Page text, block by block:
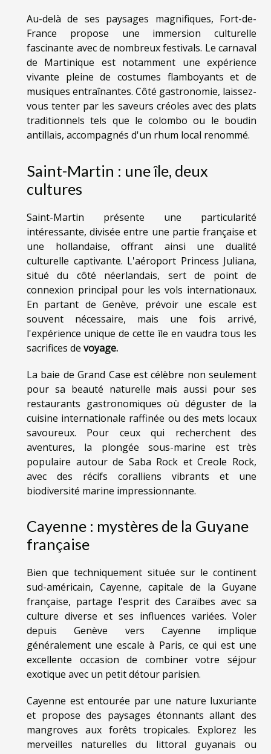
Au-delà de ses paysages magnifiques, Fort-de-
France propose une immersion culturelle
fascinante avec de nombreux festivals. Le carnaval
de Martinique est notamment une expérience
vivante pleine de costumes flamboyants et de
musiques entraînantes. Côté gastronomie, laissez-
vous tenter par les saveurs créoles avec des plats
traditionnels tels que le colombo ou le boudin
antillais, accompagnés d'un rhum local renommé.
Saint-Martin : une île, deux
cultures
Saint-Martin présente une particularité
intéressante, divisée entre une partie française et
une hollandaise, offrant ainsi une dualité
culturelle captivante. L'aéroport Princess Juliana,
situé du côté néerlandais, sert de point de
connexion principal pour les vols internationaux.
En partant de Genève, prévoir une escale est
souvent nécessaire, mais une fois arrivé,
l'expérience unique de cette île en vaudra tous les
sacrifices de voyage.
La baie de Grand Case est célèbre non seulement
pour sa beauté naturelle mais aussi pour ses
restaurants gastronomiques où déguster de la
cuisine internationale raffinée ou des mets locaux
savoureux. Pour ceux qui recherchent des
aventures, la plongée sous-marine est très
populaire autour de Saba Rock et Creole Rock,
avec des récifs coralliens vibrants et une
biodiversité marine impressionnante.
Cayenne : mystères de la Guyane
française
Bien que techniquement située sur le continent
sud-américain, Cayenne, capitale de la Guyane
française, partage l'esprit des Caraïbes avec sa
culture diverse et ses influences variées. Voler
depuis Genève vers Cayenne implique
généralement une escale à Paris, ce qui est une
excellente occasion de combiner votre séjour
exotique avec un petit détour parisien.
Cayenne est entourée par une nature luxuriante
et propose des paysages étonnants allant des
mangroves aux forêts tropicales. Explorez les
merveilles naturelles du littoral guyanais ou